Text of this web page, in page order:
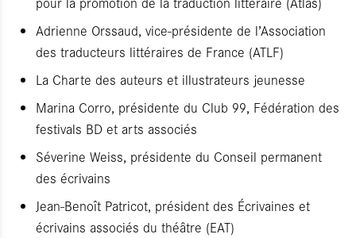
Adrienne Orssaud, vice-présidente de l’Association
des traducteurs littéraires de France (ATLF)
La Charte des auteurs et illustrateurs jeunesse
Marina Corro, présidente du Club 99, Fédération des
festivals BD et arts associés
Séverine Weiss, présidente du Conseil permanent
des écrivains
Jean-Benoît Patricot, président des Écrivaines et
écrivains associés du théâtre (EAT)